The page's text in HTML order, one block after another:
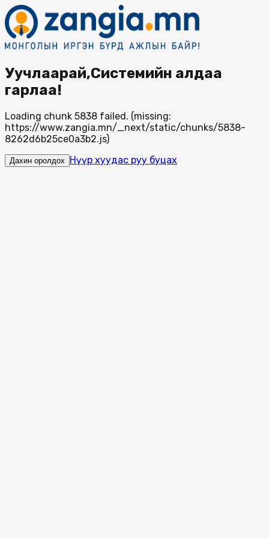
Уучлаарай,Системийн алдаа
гарлаа!
Loading chunk 5838 failed. (missing:
https://www.zangia.mn/_next/static/chunks/5838-
8262d6b25ce0a3b2.js)
Дахин оролдох Нүүр хуудас руу буцах